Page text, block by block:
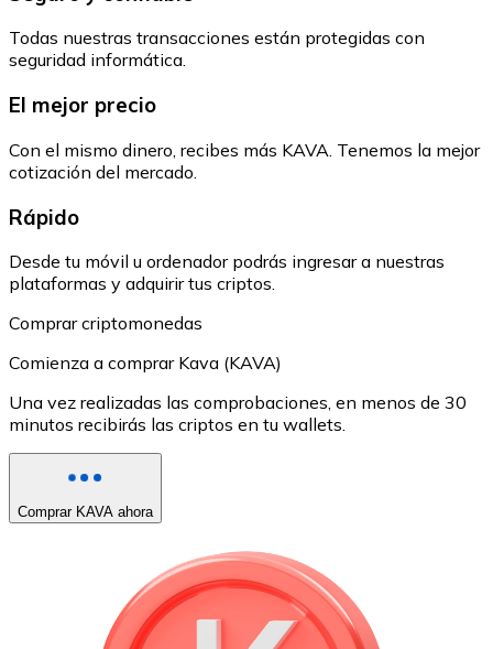
Todas nuestras transacciones están protegidas con
seguridad informática.
El mejor precio
Con el mismo dinero, recibes más KAVA. Tenemos la mejor
cotización del mercado.
Rápido
Desde tu móvil u ordenador podrás ingresar a nuestras
plataformas y adquirir tus criptos.
Comprar criptomonedas
Comienza a comprar Kava (KAVA)
Una vez realizadas las comprobaciones, en menos de 30
minutos recibirás las criptos en tu wallets.
Comprar KAVA ahora